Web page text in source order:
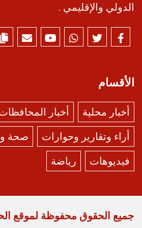
الدولي والإقليمي .
الأقسام
أخبار محلية أخبار
أراء وتقارير وحوارات
صحة
فيديوهات
رياضة
جميع الحقوق محفوظة لموقع